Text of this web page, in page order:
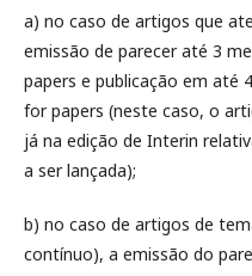
a) no caso de artigos que
emissão de parecer até 3
papers e publicação em até
for papers (neste caso, o
já na edição de Interin
a ser lançada);
b) no caso de artigos de
contínuo), a emissão do